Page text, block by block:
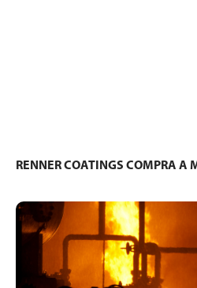
RENNER COATINGS COMPRA A